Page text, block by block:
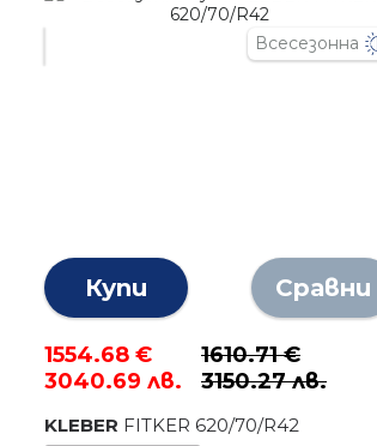
Всесезонна
Купи Сравни
1554.68 €
3040.69 лв.
1610.71 €
3150.27 лв.
KLEBER FITKER 620/70/R42